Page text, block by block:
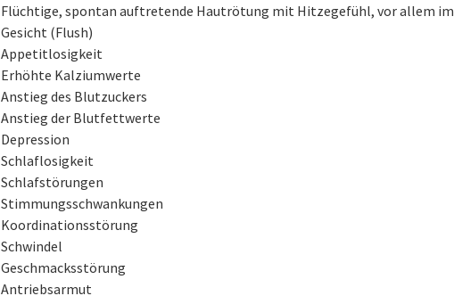
Flüchtige, spontan auftretende Hautrötung mit Hitzegefühl, vor allem im
Gesicht (Flush)
Appetitlosigkeit
Erhöhte Kalziumwerte
Anstieg des Blutzuckers
Anstieg der Blutfettwerte
Depression
Schlaflosigkeit
Schlafstörungen
Stimmungsschwankungen
Koordinationsstörung
Schwindel
Geschmacksstörung
Antriebsarmut